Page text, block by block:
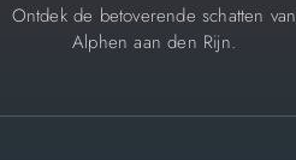
Ontdek de betoverende schatten van
Alphen aan den Rijn.